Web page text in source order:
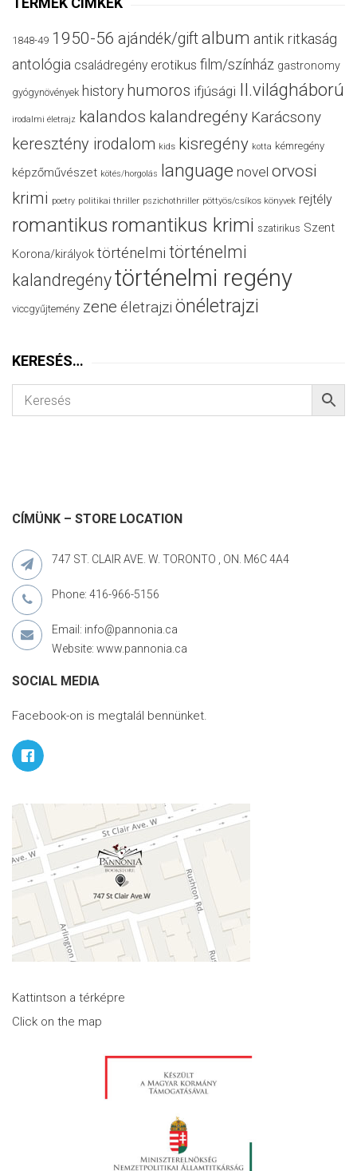
1848-49 1950-56 ajándék/giftalbum antik ritkaság
antológia családregény erotikus film/színház gastronomy
gyógynövények history humoros ifjúsági II.világháború
irodalmi életrajz kalandos kalandregény Karácsony
keresztény irodalom kids kisregény kotta kémregény
képzőművészet kötés/horgolás language novel orvosi
krimi poetry politikai thriller pszichothriller pöttyös/csíkos könyvek rejtély
romantikus romantikus krimi szatirikus Szent
Korona/királyok történelmi történelmi
kalandregénytörténelmi regény
viccgyűjtemény zene életrajzi önéletrajzi
KERESÉS…
CÍMÜNK – STORE LOCATION
747 ST. CLAIR AVE. W. TORONTO , ON. M6C 4A4
Phone: 416-966-5156
Email: info@pannonia.ca
Website: www.pannonia.ca
SOCIAL MEDIA
Facebook-on is megtalál bennünket.
Kattintson a térképre
Click on the map